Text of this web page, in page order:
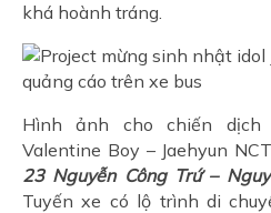
khá hoành tráng.
Hình ảnh cho chiến
Valentine Boy – Jaehyun
23 Nguyễn Công Trứ –
Tuyến xe có lộ trình di